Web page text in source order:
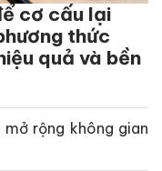
cơ cấu lại
thức
quả và bền
rộng không gian